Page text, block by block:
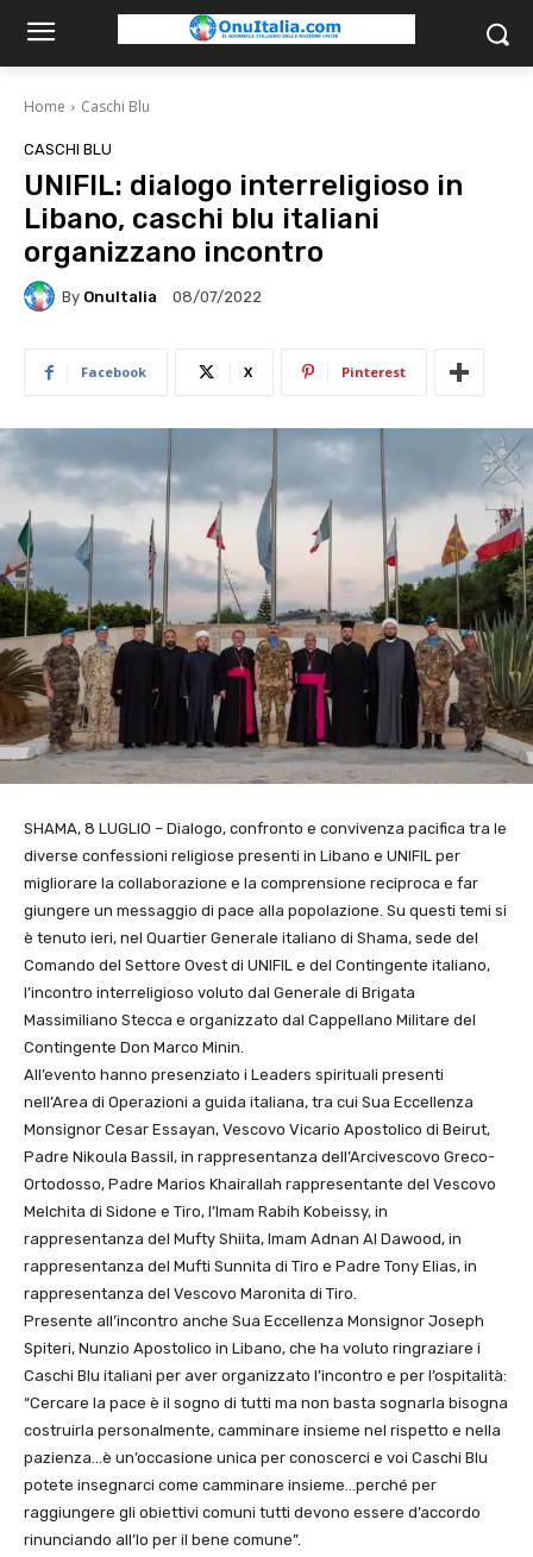
Home Caschi Blu
CASCHI BLU
UNIFIL: dialogo interreligioso in
Libano, caschi blu italiani
organizzano incontro
By OnuItalia 08/07/2022
Facebook X Pinterest
SHAMA, 8 LUGLIO – Dialogo, confronto e convivenza pacifica tra le
diverse confessioni religiose presenti in Libano e UNIFIL per
migliorare la collaborazione e la comprensione reciproca e far
giungere un messaggio di pace alla popolazione. Su questi temi si
è tenuto ieri, nel Quartier Generale italiano di Shama, sede del
Comando del Settore Ovest di UNIFIL e del Contingente italiano,
l’incontro interreligioso voluto dal Generale di Brigata
Massimiliano Stecca e organizzato dal Cappellano Militare del
Contingente Don Marco Minin.
All’evento hanno presenziato i Leaders spirituali presenti
nell’Area di Operazioni a guida italiana, tra cui Sua Eccellenza
Monsignor Cesar Essayan, Vescovo Vicario Apostolico di Beirut,
Padre Nikoula Bassil, in rappresentanza dell’Arcivescovo Greco-
Ortodosso, Padre Marios Khairallah rappresentante del Vescovo
Melchita di Sidone e Tiro, l’Imam Rabih Kobeissy, in
rappresentanza del Mufty Shiita, Imam Adnan Al Dawood, in
rappresentanza del Mufti Sunnita di Tiro e Padre Tony Elias, in
rappresentanza del Vescovo Maronita di Tiro.
Presente all’incontro anche Sua Eccellenza Monsignor Joseph
Spiteri, Nunzio Apostolico in Libano, che ha voluto ringraziare i
Caschi Blu italiani per aver organizzato l’incontro e per l’ospitalità:
“Cercare la pace è il sogno di tutti ma non basta sognarla bisogna
costruirla personalmente, camminare insieme nel rispetto e nella
pazienza…è un’occasione unica per conoscerci e voi Caschi Blu
potete insegnarci come camminare insieme…perché per
raggiungere gli obiettivi comuni tutti devono essere d’accordo
rinunciando all’Io per il bene comune”.